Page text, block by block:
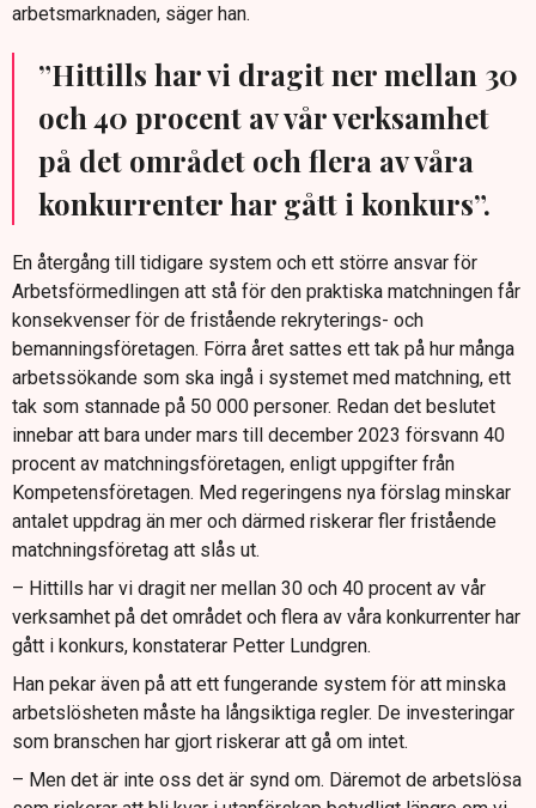
arbetsmarknaden, säger han.
”Hittills har vi dragit ner mellan 30
och 40 procent av vår verksamhet
på det området och flera av våra
konkurrenter har gått i konkurs”.
En återgång till tidigare system och ett större ansvar för
Arbetsförmedlingen att stå för den praktiska matchningen får
konsekvenser för de fristående rekryterings- och
bemanningsföretagen. Förra året sattes ett tak på hur många
arbetssökande som ska ingå i systemet med matchning, ett
tak som stannade på 50 000 personer. Redan det beslutet
innebar att bara under mars till december 2023 försvann 40
procent av matchningsföretagen, enligt uppgifter från
Kompetensföretagen. Med regeringens nya förslag minskar
antalet uppdrag än mer och därmed riskerar fler fristående
matchningsföretag att slås ut.
– Hittills har vi dragit ner mellan 30 och 40 procent av vår
verksamhet på det området och flera av våra konkurrenter har
gått i konkurs, konstaterar Petter Lundgren.
Han pekar även på att ett fungerande system för att minska
arbetslösheten måste ha långsiktiga regler. De investeringar
som branschen har gjort riskerar att gå om intet.
– Men det är inte oss det är synd om. Däremot de arbetslösa